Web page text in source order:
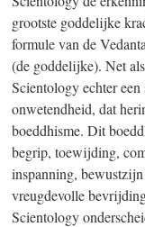
grootste goddelijke
formule van de
(de goddelijke). Net
Scientology echter
onwetendheid, dat
boeddhisme. Dit
begrip, toewijding,
inspanning,
vreugdevolle
Scientology